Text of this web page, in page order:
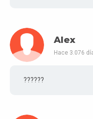
Alex
Hace 3.076
??????